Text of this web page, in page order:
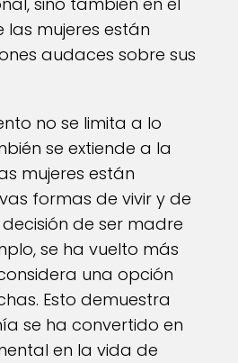
las mujeres están
audaces sobre sus
no se limita a lo
se extiende a la
mujeres están
formas de vivir y de
de ser madre
se ha vuelto más
una opción
Esto demuestra
se ha convertido en
en la vida de